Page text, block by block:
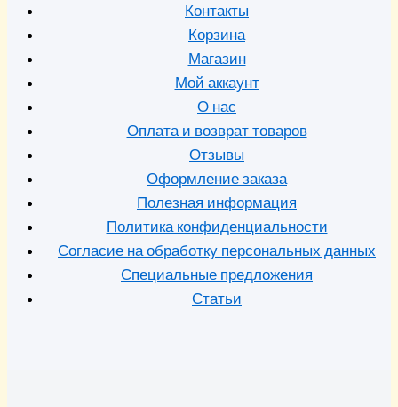
Контакты
Корзина
Магазин
Мой аккаунт
О нас
Оплата и возврат товаров
Отзывы
Оформление заказа
Полезная информация
Политика конфиденциальности
Согласие на обработку персональных данных
Специальные предложения
Статьи